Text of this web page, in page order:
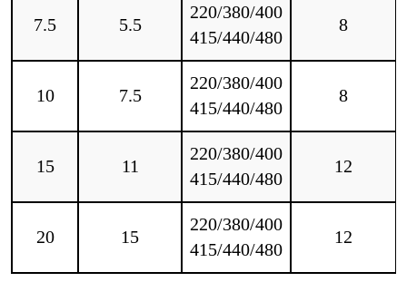
7.5 5.5
220/380/400
415/440/480
8
10 7.5
220/380/400
415/440/480
8
15 11
220/380/400
415/440/480
12
20 15
220/380/400
415/440/480
12